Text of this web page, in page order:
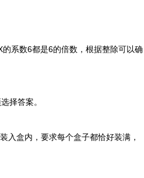
系数6都是6的倍数，根据整除可以确
择答案。
盒内，要求每个盒子都恰好装满，